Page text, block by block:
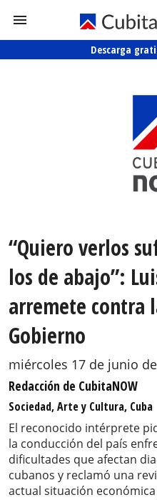
Descarga
“Quiero verlos
los de abajo”:
arremete contra
Gobierno
miércoles 17 de junio
Redacción de CubitaNOW
Sociedad, Arte y Cultura, Cuba
El reconocido intérprete
la conducción del país
dificultades que afectan
cubanos y reclamó una
actual situación económica